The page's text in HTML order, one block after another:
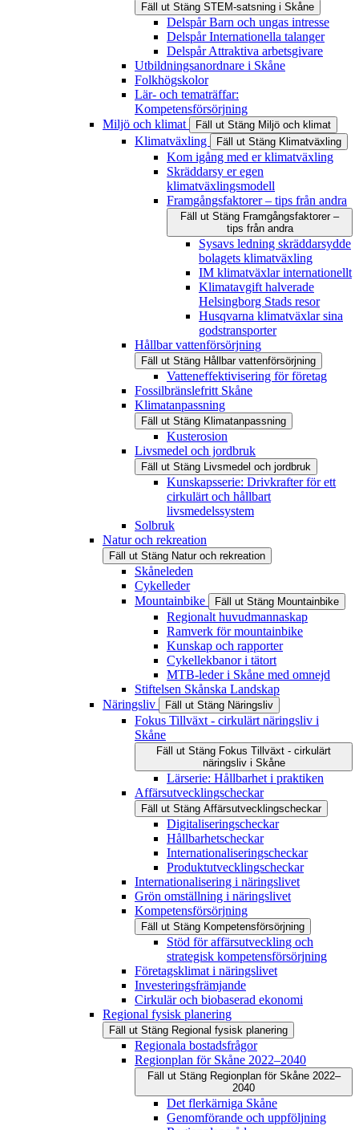
Fäll ut Stäng STEM-satsning i Skåne
Delspår Barn och ungas intresse
Delspår Internationella talanger
Delspår Attraktiva arbetsgivare
Utbildningsanordnare i Skåne
Folkhögskolor
Lär- och tematräffar:
Kompetensförsörjning
Miljö och klimat
Fäll ut Stäng Miljö och klimat
Klimatväxling Fäll ut Stäng Klimatväxling
Kom igång med er klimatväxling
Skräddarsy er egen
klimatväxlingsmodell
Framgångsfaktorer – tips från andra
Fäll ut Stäng Framgångsfaktorer –
tips från andra
Sysavs ledning skräddarsydde
bolagets klimatväxling
IM klimatväxlar internationellt
Klimatavgift halverade
Helsingborg Stads resor
Husqvarna klimatväxlar sina
godstransporter
Hållbar vattenförsörjning
Fäll ut Stäng Hållbar vattenförsörjning
Vatteneffektivisering för företag
Fossilbränslefritt Skåne
Klimatanpassning
Fäll ut Stäng Klimatanpassning
Kusterosion
Livsmedel och jordbruk
Fäll ut Stäng Livsmedel och jordbruk
Kunskapsserie: Drivkrafter för ett
cirkulärt och hållbart
livsmedelssystem
Solbruk
Natur och rekreation
Fäll ut Stäng Natur och rekreation
Skåneleden
Cykelleder
Mountainbike
Fäll ut Stäng Mountainbike
Regionalt huvudmannaskap
Ramverk för mountainbike
Kunskap och rapporter
Cykellekbanor i tätort
MTB-leder i Skåne med omnejd
Stiftelsen Skånska Landskap
Näringsliv
Fäll ut Stäng Näringsliv
Fokus Tillväxt - cirkulärt näringsliv i
Skåne
Fäll ut Stäng Fokus Tillväxt - cirkulärt
näringsliv i Skåne
Lärserie: Hållbarhet i praktiken
Affärsutvecklingscheckar
Fäll ut Stäng Affärsutvecklingscheckar
Digitaliseringscheckar
Hållbarhetscheckar
Internationaliseringscheckar
Produktutvecklingscheckar
Internationalisering i näringslivet
Grön omställning i näringslivet
Kompetensförsörjning
Fäll ut Stäng Kompetensförsörjning
Stöd för affärsutveckling och
strategisk kompetensförsörjning
Företagsklimat i näringslivet
Investeringsfrämjande
Cirkulär och biobaserad ekonomi
Regional fysisk planering
Fäll ut Stäng Regional fysisk planering
Regionala bostadsfrågor
Regionplan för Skåne 2022–2040
Fäll ut Stäng Regionplan för Skåne 2022–
2040
Det flerkärniga Skåne
Genomförande och uppföljning